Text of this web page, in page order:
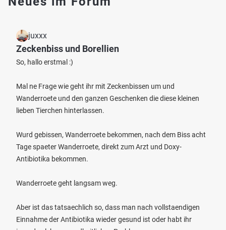
juxxx
Zeckenbiss und Borellien
So, hallo erstmal :)
Mal ne Frage wie geht ihr mit Zeckenbissen um und
Wanderroete und den ganzen Geschenken die diese kleinen
lieben Tierchen hinterlassen.
Wurd gebissen, Wanderroete bekommen, nach dem Biss acht
Tage spaeter Wanderroete, direkt zum Arzt und Doxy-
Antibiotika bekommen.
Wanderroete geht langsam weg.
Aber ist das tatsaechlich so, dass man nach vollstaendigen
Einnahme der Antibiotika wieder gesund ist oder habt ihr